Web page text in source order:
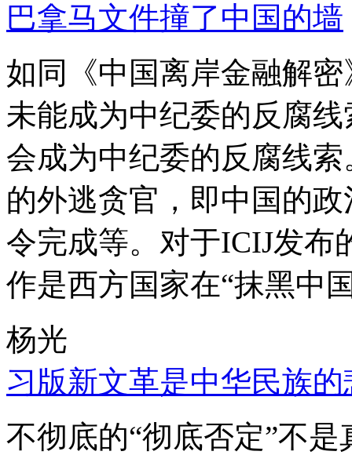
巴拿马文件撞了中国的墙
如同《中国离岸金融解
未能成为中纪委的反腐
会成为中纪委的反腐线
的外逃贪官，即中国的
令完成等。对于ICIJ发布
作是西方国家在“抹黑中
杨光
习版新文革是中华民族的
不彻底的“彻底否定”不